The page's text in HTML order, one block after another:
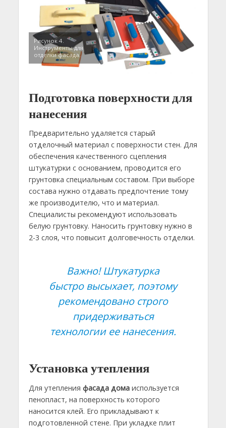
Рисунок 4.
Инструменты для
отделки фасада.
Подготовка поверхности для
нанесения
Предварительно удаляется старый
отделочный материал с поверхности стен. Для
обеспечения качественного сцепления
штукатурки с основанием, проводится его
грунтовка специальным составом. При выборе
состава нужно отдавать предпочтение тому
же производителю, что и материал.
Специалисты рекомендуют использовать
белую грунтовку. Наносить грунтовку нужно в
2-3 слоя, что повысит долговечность отделки.
Важно! Штукатурка
быстро высыхает, поэтому
рекомендовано строго
придерживаться
технологии ее нанесения.
Установка утепления
Для утепления фасада домаиспользуется
пенопласт, на поверхность которого
наносится клей. Его прикладывают к
подготовленной стене. При укладке плит